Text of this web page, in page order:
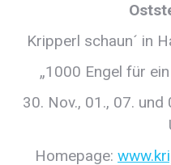
Kripperl schaun´ in
„1000 Engel für
30. Nov., 01., 07.
Homepage: